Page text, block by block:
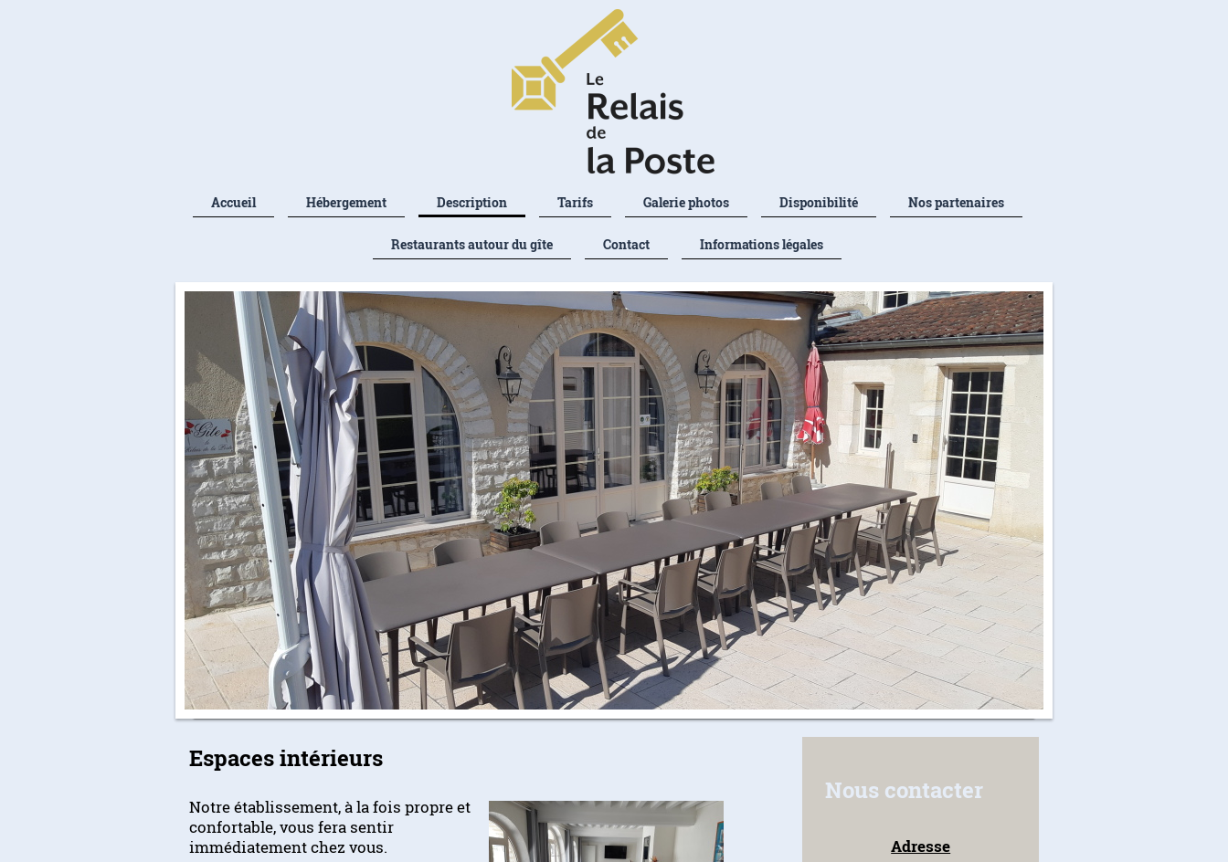
Accueil Hébergement Description Tarifs Galerie photos Disponibilité Nos partenaires
Restaurants autour du gîte Contact Informations légales
Espaces intérieurs
Notre établissement, à la fois propre et
confortable, vous fera sentir
immédiatement chez vous.
Nous contacter
Adresse